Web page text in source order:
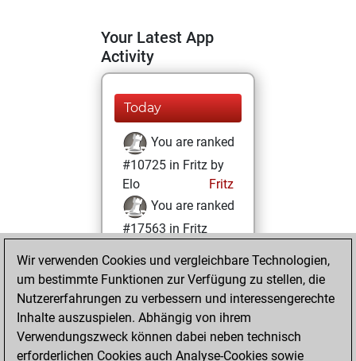
Your Latest App
Activity
Today
You are ranked
#10725 in Fritz by
Elo
Fritz
You are ranked
#17563 in Fritz
Freitag, Januar 8,
2021
You achieved a
BeautyScore of 5
Wir verwenden Cookies und vergleichbare Technologien,
um bestimmte Funktionen zur Verfügung zu stellen, die
Nutzererfahrungen zu verbessern und interessengerechte
Inhalte auszuspielen. Abhängig von ihrem
Verwendungszweck können dabei neben technisch
erforderlichen Cookies auch Analyse-Cookies sowie